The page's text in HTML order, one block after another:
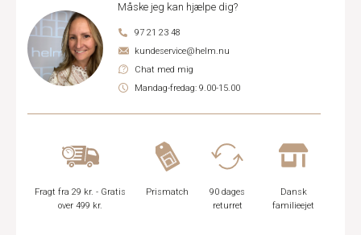
Måske jeg kan hjælpe dig?
97 21 23 48
kundeservice@helm.nu
Chat med mig
Mandag-fredag: 9.00-15.00
Fragt fra 29 kr. - Gratis
over 499 kr.
Prismatch
90 dages
returret
Dansk
familieejet